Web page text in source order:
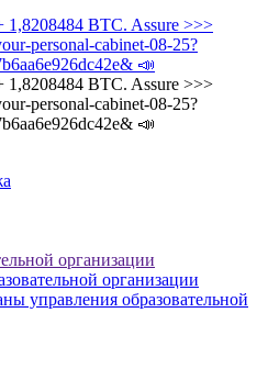
1,8208484 BTC. Assure >>>
personal-cabinet-08-25?
📣
1,8208484 BTC. Assure >>>
personal-cabinet-08-25?
📣
организации
организации
управления образовательной